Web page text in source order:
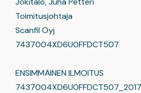
Toimitusjohtaja
Scanfil Oyj
7437004XD6U0FFDCT507
ENSIMMÄINEN ILMOITUS